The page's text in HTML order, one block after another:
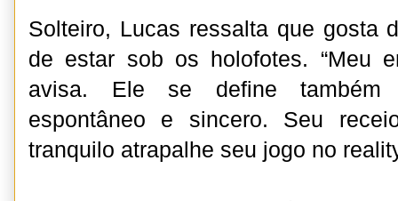
Solteiro, Lucas ressalta que gosta
de estar sob os holofotes. “Meu
avisa. Ele se define também
espontâneo e sincero. Seu
tranquilo atrapalhe seu jogo no